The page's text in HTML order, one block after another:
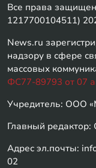
Все права
1217700104511)
News.ru
надзору в сфере
массовых
ФС77-89793 от 07
Учредитель: ООО
Главный
Адрес эл.почты:
02